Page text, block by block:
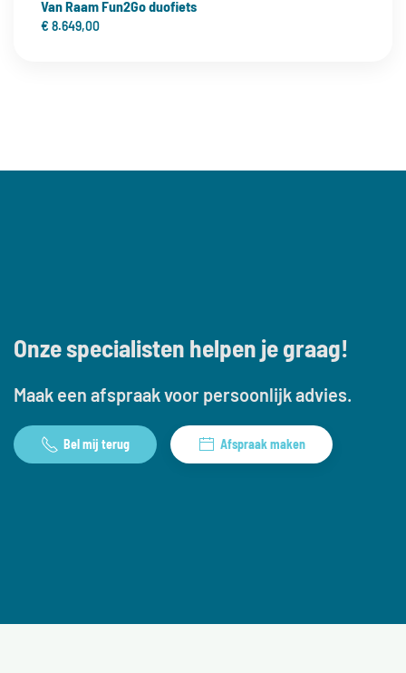
Nieuwe ervaringen opdoen
nieuw avontuur zijn, met nieuwe dingen om te zien en
Van Raam Fun2Go duofiets
€ 8.649,00
Onze specialisten helpen je graag!
Maak een afspraak voor persoonlijk advies.
Bel mij terug Afspraak maken